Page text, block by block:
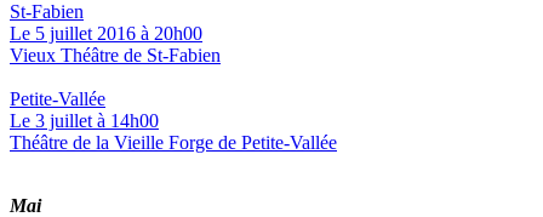
St-Fabien
Le 5 juillet 2016 à 20h00
Vieux Théâtre de St-Fabien
Petite-Vallée
Le 3 juillet à 14h00
Théâtre de la Vieille Forge de Petite-Vallée
Mai